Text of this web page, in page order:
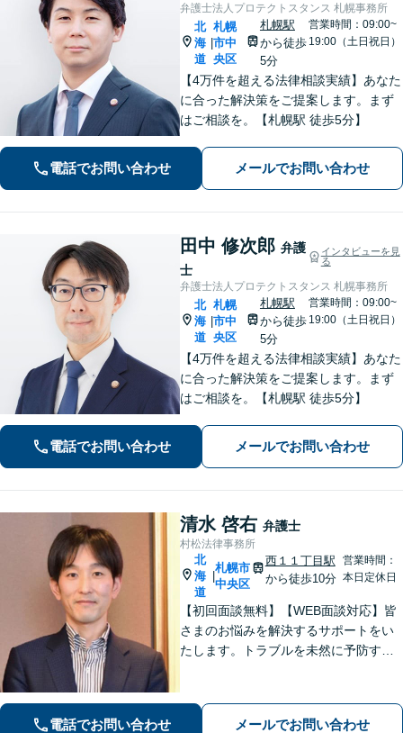
弁護士法人プロテクトスタンス 札幌事務所
北
海
道
札幌
市中
央区
札幌駅
から徒歩
5分
営業時間：09:00~
19:00（土日祝日）
【4万件を超える法律相談実績】あなた
に合った解決策をご提案します。まず
はご相談を。【札幌駅 徒歩5分】
電話でお問い合わせ メールでお問い合わせ
田中 修次郎 弁護
士
インタビューを見
る
弁護士法人プロテクトスタンス 札幌事務所
北
海
道
札幌
市中
央区
札幌駅
から徒歩
5分
営業時間：09:00~
19:00（土日祝日）
【4万件を超える法律相談実績】あなた
に合った解決策をご提案します。まず
はご相談を。【札幌駅 徒歩5分】
電話でお問い合わせ メールでお問い合わせ
清水 啓右 弁護士
村松法律事務所
北
海
道
札幌市
中央区
西１１丁目駅
から徒歩10分
営業時間：
本日定休日
【初回面談無料】【WEB面談対応】皆
さまのお悩みを解決するサポートをい
たします。トラブルを未然に予防する
電話でお問い合わせ メールでお問い合わせ